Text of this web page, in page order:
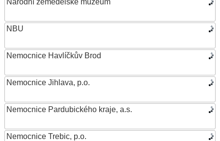
Národní zemědělské muzeum
NBU
Nemocnice Havlíčkův Brod
Nemocnice Jihlava, p.o.
Nemocnice Pardubického kraje, a.s.
Nemocnice Trebic, p.o.